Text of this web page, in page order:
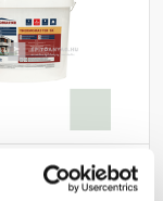
szilikon